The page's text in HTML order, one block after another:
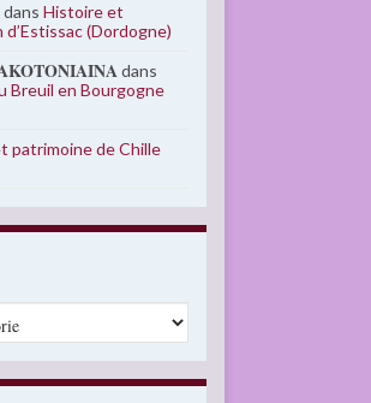
dansHistoire et
(Dordogne)
dans
Breuil en Bourgogne
patrimoine de Chille